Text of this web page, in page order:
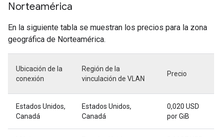
Norteamérica
En la siguiente tabla se muestran los precios para la zona
geográfica de Norteamérica.
Ubicación de la
conexión
Región de la
vinculación de VLAN
Precio
Estados Unidos,
Canadá
Estados Unidos,
Canadá
0,020 USD
por GiB